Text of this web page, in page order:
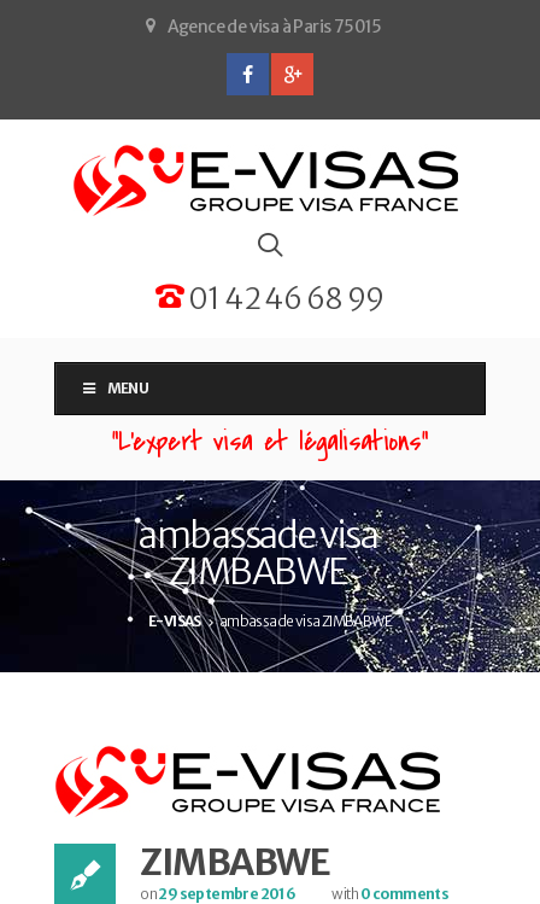
Agence de visa à Paris 75015
01 42 46 68 99
MENU
“L'expert visa et légalisations”
ambassade visa
ZIMBABWE
E-VISAS ambassade visa ZIMBABWE
ZIMBABWE
on29 septembre 2016 with 0 comments